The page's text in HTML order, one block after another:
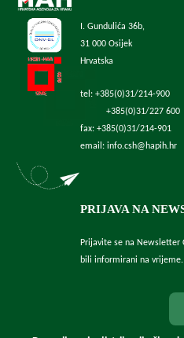
I. Gundulića 36b,
31 000 Osijek
Hrvatska
tel: +385(0)31/214-900
+385(0)31/227 600
fax: +385(0)31/214-901
email: info.csh@hapih.hr
PRIJAVA NA
Prijavite se na Newsletter
bili informirani na vrijeme.